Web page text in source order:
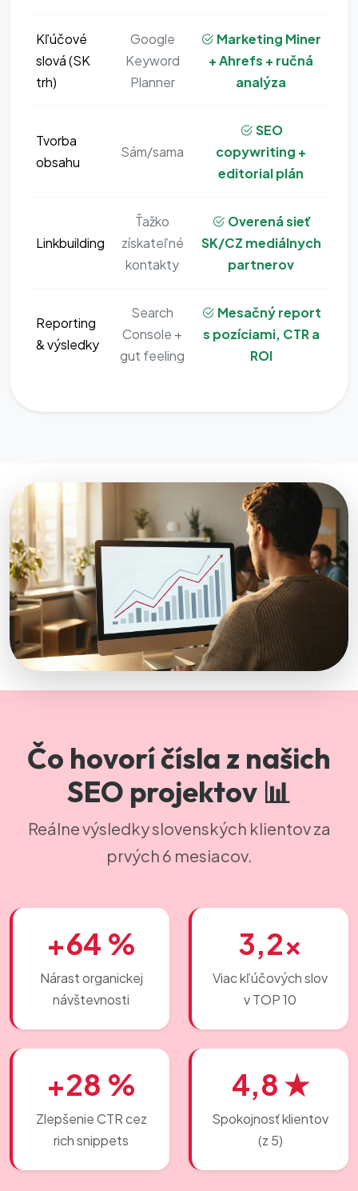
Kľúčové
slová (SK
trh)
Google
Keyword
Planner
Marketing Miner
+ Ahrefs + ručná
analýza
Tvorba
obsahu
Sám/sama
SEO
copywriting +
editorial plán
Linkbuilding
Ťažko
získateľné
kontakty
Overená sieť
SK/CZ mediálnych
partnerov
Reporting
& výsledky
Search
Console +
gut feeling
Mesačný report
s pozíciami, CTR a
ROI
Čo hovorí čísla z našich
SEO projektov 📊
Reálne výsledky slovenských klientov za
prvých 6 mesiacov.
+64 %
Nárast organickej
návštevnosti
3,2×
Viac kľúčových slov
v TOP 10
+28 %
Zlepšenie CTR cez
rich snippets
4,8 ★
Spokojnosť klientov
(z 5)